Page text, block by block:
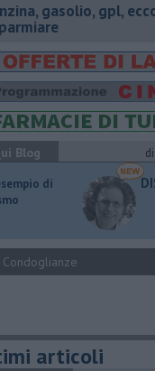
gasolio, gpl,
Blog
di
Condoglianze
articoli